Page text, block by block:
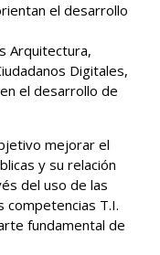
el desarrollo
Arquitectura,
Digitales,
el desarrollo de
mejorar el
y su relación
del uso de las
competencias T.I.
fundamental de